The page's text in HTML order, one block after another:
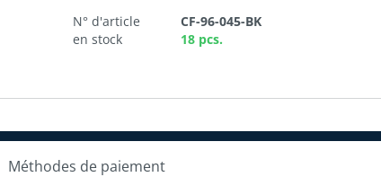
N° d'article
CF-96-045-BK
en stock
18 pcs.
Méthodes de paiement